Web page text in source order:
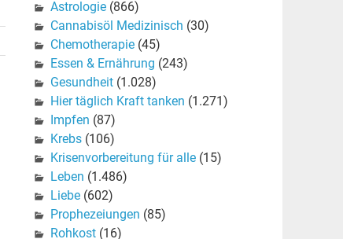
Astrologie(866)
Cannabisöl Medizinisch (30)
Chemotherapie(45)
Essen & Ernährung (243)
Gesundheit(1.028)
Hier täglich Kraft tanken (1.271)
Impfen (87)
Krebs(106)
Krisenvorbereitung für alle(15)
Leben (1.486)
Liebe(602)
Prophezeiungen (85)
Rohkost(16)